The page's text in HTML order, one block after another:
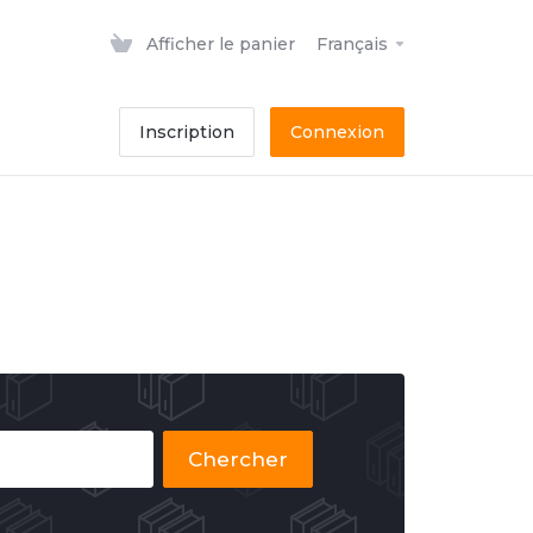
Afficher le panier Français
Inscription Connexion
Chercher